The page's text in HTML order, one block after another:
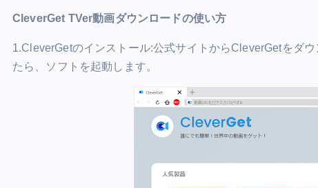
CleverGet TVer動画ダウンロードの使い方
1.CleverGetのインストール:公式サイトからCleverGetをダ
たら、ソフトを起動します。